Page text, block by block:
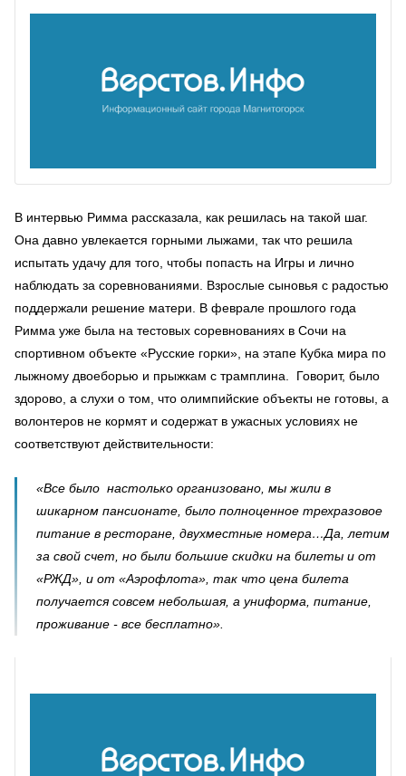
В интервью Римма рассказала, как решилась на такой шаг.
Она давно увлекается горными лыжами, так что решила
испытать удачу для того, чтобы попасть на Игры и лично
наблюдать за соревнованиями. Взрослые сыновья с радостью
поддержали решение матери. В феврале прошлого года
Римма уже была на тестовых соревнованиях в Сочи на
спортивном объекте «Русские горки», на этапе Кубка мира по
лыжному двоеборью и прыжкам с трамплина. Говорит, было
здорово, а слухи о том, что олимпийские объекты не готовы, а
волонтеров не кормят и содержат в ужасных условиях не
соответствуют действительности:
«Все было настолько организовано, мы жили в
шикарном пансионате, было полноценное трехразовое
питание в ресторане, двухместные номера…Да, летим
за свой счет, но были большие скидки на билеты и от
«РЖД», и от «Аэрофлота», так что цена билета
получается совсем небольшая, а униформа, питание,
проживание - все бесплатно».